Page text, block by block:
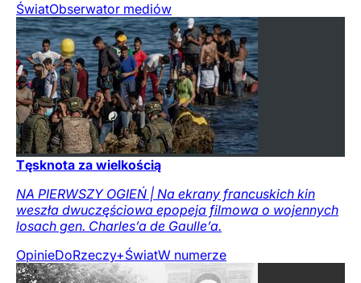
ŚwiatObserwator mediów
Tęsknota za wielkością
NA PIERWSZY OGIEŃ | Na ekrany francuskich kin
weszła dwuczęściowa epopeja filmowa o wojennych
losach gen. Charles’a de Gaulle’a.
OpinieDoRzeczy+ŚwiatW numerze